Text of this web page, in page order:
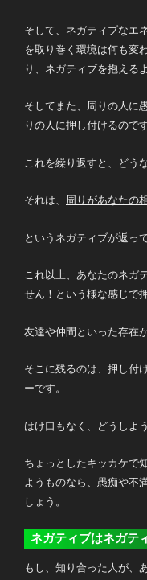
そして、ネガティブなエ
を取り巻く環境は何も変
り、ネガティブを抱える
そしてまた、周りの人に
りの人に押し付けるのです
これを繰り返すと、どう
それは、 周りがあなたの
というネガティブが返っ
これ以上、あなたのネガ
せん！という様な感じで
友達や仲間といった存在
そこに残るのは、押し付
ーです。
はけ口もなく、どうしよ
ちょっとしたキッカケで
ようものなら、愚痴や不
しょう。
ネガティブはネガテ
もし、知り合った人が、